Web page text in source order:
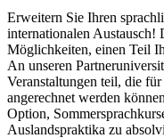
Erweitern Sie Ihren
internationalen Austausch!
Möglichkeiten, einen Teil
An unseren
Veranstaltungen teil, die
angerechnet werden
Option,
Auslandspraktika zu